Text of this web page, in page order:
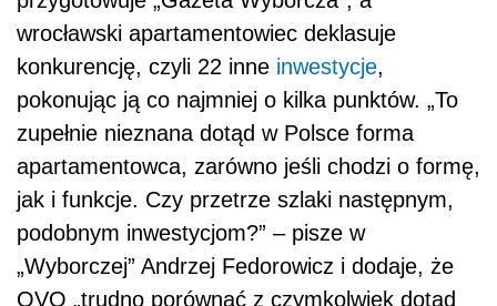
wrocławski apartamentowiec deklasuje
konkurencję, czyli 22 inne inwestycje,
pokonując ją co najmniej o kilka punktów. „To
zupełnie nieznana dotąd w Polsce forma
apartamentowca, zarówno jeśli chodzi o formę,
jak i funkcje. Czy przetrze szlaki następnym,
podobnym inwestycjom?” – pisze w
„Wyborczej” Andrzej Fedorowicz i dodaje, że
OVO „trudno porównać z czymkolwiek dotąd